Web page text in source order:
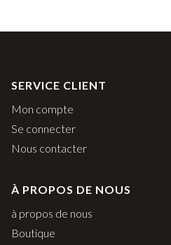
SERVICE CLIENT
Mon compte
Se connecter
Nous contacter
À PROPOS DE NOUS
à propos de nous
Boutique